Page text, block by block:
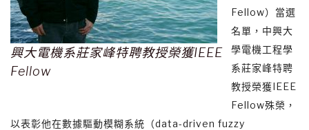
興大電機系莊家峰特聘教授榮獲IEEE
Fellow
Fellow）當選
名單，中興大
學電機工程學
系莊家峰特聘
教授榮獲IEEE
Fellow殊榮，
以表彰他在數據驅動模糊系統（data-driven fuzzy